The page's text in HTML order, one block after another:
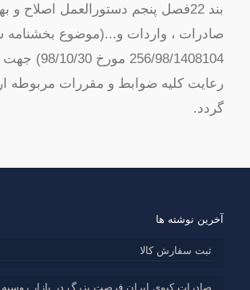
بند 22فصل پنجم دستورالعمل اصلاح و
صادرات ، واردات و...(موضوع بخشنامه
1408104‏/98‏/256
رعایت کلیه ضوابط و مقررات مربوطه
گردد.
آخرین نوشته ها
ثبت سفارش کالا
صادرات کیوی ایران فرصت بزرگ در بازار روسیه